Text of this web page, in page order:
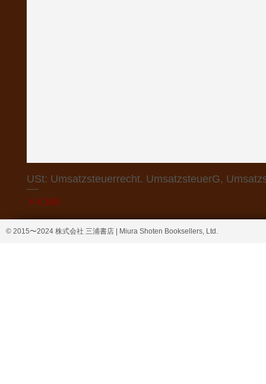
USt: Umsatzsteuerrecht. UmsatzsteuerG,
価格
￥4,368
© 2015〜2024 株式会社 三浦書店 | Miura Shoten Booksellers, Ltd.